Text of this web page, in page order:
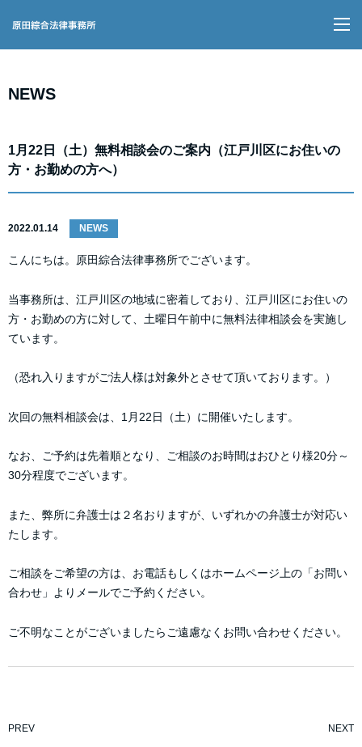
NEWS
1月22日（土）無料相談会のご案内（江戸川区にお住いの
方・お勤めの方へ）
2022.01.14 NEWS
こんにちは。原田綜合法律事務所でございます。
当事務所は、江戸川区の地域に密着しており、江戸川区にお住いの
方・お勤めの方に対して、土曜日午前中に無料法律相談会を実施し
ています。
（恐れ入りますがご法人様は対象外とさせて頂いております。）
次回の無料相談会は、1月22日（土）に開催いたします。
なお、ご予約は先着順となり、ご相談のお時間はおひとり様20分～
30分程度でございます。
また、弊所に弁護士は２名おりますが、いずれかの弁護士が対応い
たします。
ご相談をご希望の方は、お電話もしくはホームページ上の「お問い
合わせ」よりメールでご予約ください。
ご不明なことがございましたらご遠慮なくお問い合わせください。
PREV NEXT